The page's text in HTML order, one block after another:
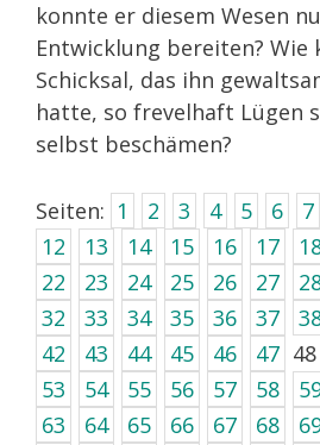
konnte er diesem Wesen
Entwicklung bereiten? Wie
Schicksal, das ihn
hatte, so frevelhaft Lügen
selbst beschämen?
Seiten: 1 2 3 4 5 6 7
12
13 14 15 16 17
22
23 24 25 26 27
32
33 34 35 36 37
42
43 44 45 46 47 48
53
54 55 56 57 58
63
64 65 66 67 68